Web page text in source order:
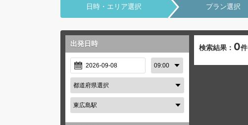
日時・エリア選択 プラン選択
出発日時 検索結果： 0件